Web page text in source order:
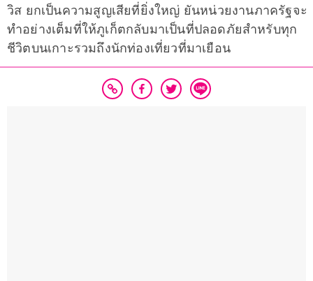
วิส ยกเป็นความสูญเสียที่ยิ่งใหญ่ ยันหน่วยงานภาครัฐจะ
ทำอย่างเต็มที่ให้ภูเก็ตกลับมาเป็นที่ปลอดภัยสำหรับทุก
ชีวิตบนเกาะรวมถึงนักท่องเที่ยวที่มาเยือน